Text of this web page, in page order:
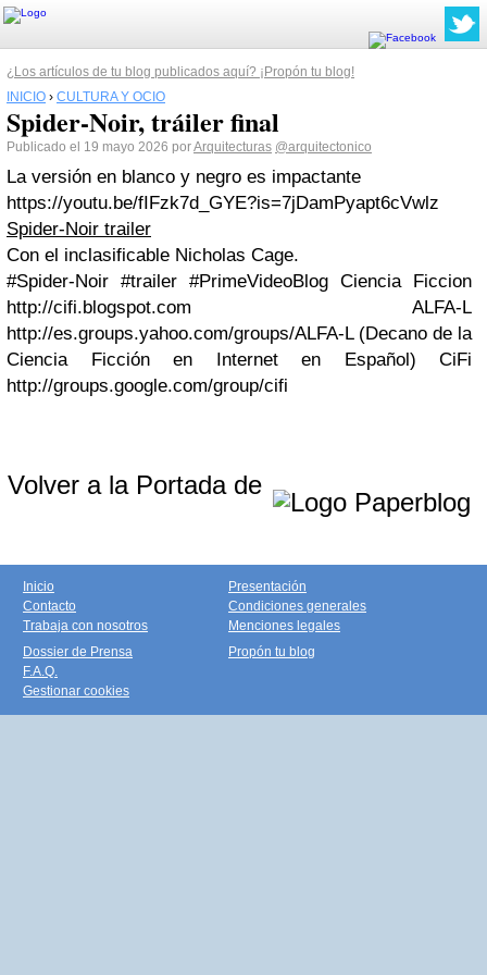
¿Los artículos de tu blog publicados aquí? ¡Propón tu blog!
INICIO › CULTURA Y OCIO
Spider-Noir, tráiler final
Publicado el 19 mayo 2026 porArquitecturas @arquitectonico
La versión en blanco y negro es impactante
https://youtu.be/fIFzk7d_GYE?is=7jDamPyapt6cVwlz
Spider-Noir trailer
Con el inclasificable Nicholas Cage.
#Spider-Noir #trailer #PrimeVideoBlog Ciencia Ficcion
http://cifi.blogspot.com ALFA-L
http://es.groups.yahoo.com/groups/ALFA-L (Decano de la
Ciencia Ficción en Internet en Español) CiFi
http://groups.google.com/group/cifi
Volver a la Portada de
Inicio
Contacto
Trabaja con nosotros
Presentación
Condiciones generales
Menciones legales
Dossier de Prensa
F.A.Q.
Gestionar cookies
Propón tu blog